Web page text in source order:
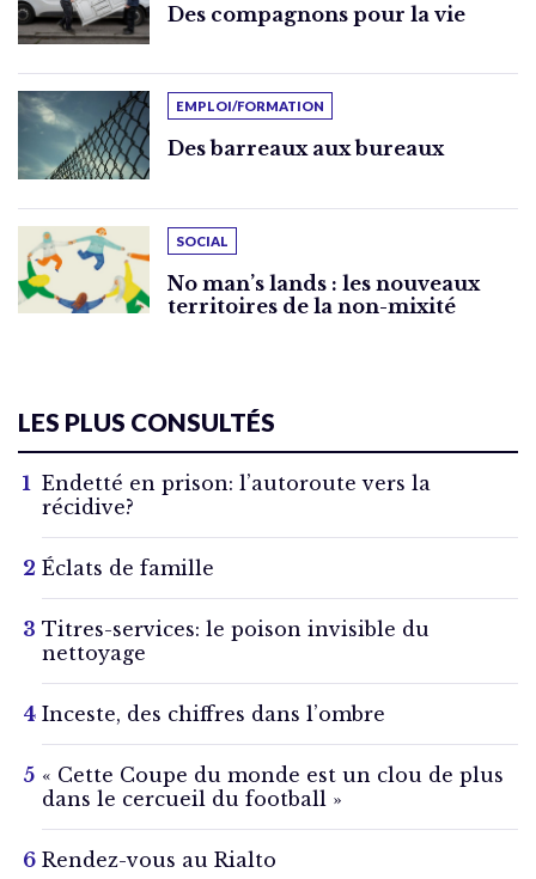
Des compagnons pour la vie
EMPLOI/FORMATION
Des barreaux aux bureaux
SOCIAL
No man’s lands : les nouveaux
territoires de la non-mixité
LES PLUS CONSULTÉS
Endetté en prison: l’autoroute vers la
récidive?
Éclats de famille
Titres-services: le poison invisible du
nettoyage
Inceste, des chiffres dans l’ombre
« Cette Coupe du monde est un clou de plus
dans le cercueil du football »
Rendez-vous au Rialto